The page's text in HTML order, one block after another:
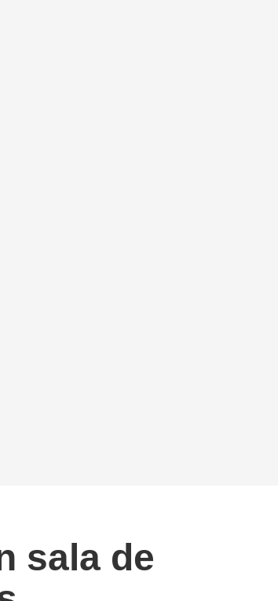
sala de